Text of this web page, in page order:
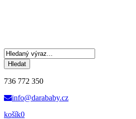
Hledat
736 772 350
info@darababy.cz
košík0